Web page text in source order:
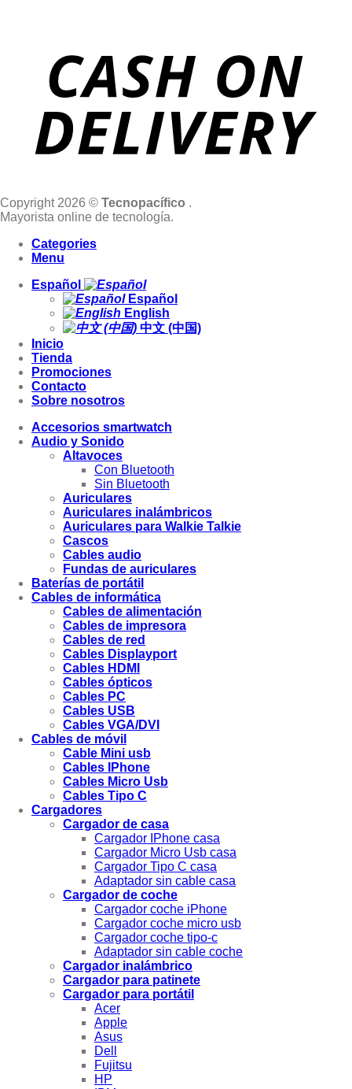
Copyright 2026 © Tecnopacífico .
Mayorista online de tecnología.
Categories
Menu
Español
Español
English
中文 (中国)
Inicio
Tienda
Promociones
Contacto
Sobre nosotros
Accesorios smartwatch
Audio y Sonido
Altavoces
Con Bluetooth
Sin Bluetooth
Auriculares
Auriculares inalámbricos
Auriculares para Walkie Talkie
Cascos
Cables audio
Fundas de auriculares
Baterías de portátil
Cables de informática
Cables de alimentación
Cables de impresora
Cables de red
Cables Displayport
Cables HDMI
Cables ópticos
Cables PC
Cables USB
Cables VGA/DVI
Cables de móvil
Cable Mini usb
Cables IPhone
Cables Micro Usb
Cables Tipo C
Cargadores
Cargador de casa
Cargador IPhone casa
Cargador Micro Usb casa
Cargador Tipo C casa
Adaptador sin cable casa
Cargador de coche
Cargador coche iPhone
Cargador coche micro usb
Cargador coche tipo-c
Adaptador sin cable coche
Cargador inalámbrico
Cargador para patinete
Cargador para portátil
Acer
Apple
Asus
Dell
Fujitsu
HP